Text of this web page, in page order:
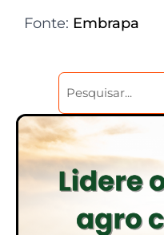
Fonte: Embrapa